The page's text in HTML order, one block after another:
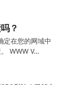
？
定在您的网域中
WWW V…